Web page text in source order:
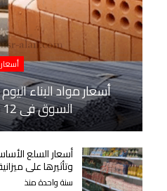
أسعار
أسعار مواد البناء
السوق في 12 مايو 2025
أسعار السلع
وتأثيرها على
سنة واحدة منذ